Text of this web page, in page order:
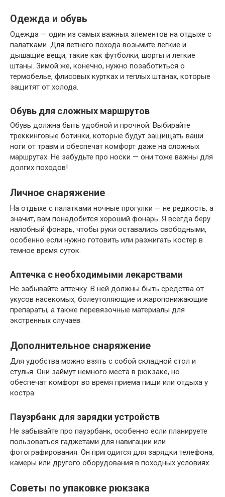
Одежда и обувь
Одежда — один из самых важных элементов на отдыхе с
палатками. Для летнего похода возьмите легкие и
дышащие вещи, такие как футболки, шорты и легкие
штаны. Зимой же, конечно, нужно позаботиться о
термобелье, флисовых куртках и теплых штанах, которые
защитят от холода.
Обувь для сложных маршрутов
Обувь должна быть удобной и прочной. Выбирайте
треккинговые ботинки, которые будут защищать ваши
ноги от травм и обеспечат комфорт даже на сложных
маршрутах. Не забудьте про носки — они тоже важны для
долгих походов!
Личное снаряжение
На отдыхе с палатками ночные прогулки — не редкость, а
значит, вам понадобится хороший фонарь. Я всегда беру
налобный фонарь, чтобы руки оставались свободными,
особенно если нужно готовить или разжигать костер в
темное время суток.
Аптечка с необходимыми лекарствами
Не забывайте аптечку. В ней должны быть средства от
укусов насекомых, болеутоляющие и жаропонижающие
препараты, а также перевязочные материалы для
экстренных случаев.
Дополнительное снаряжение
Для удобства можно взять с собой складной стол и
стулья. Они займут немного места в рюкзаке, но
обеспечат комфорт во время приема пищи или отдыха у
костра.
Пауэрбанк для зарядки устройств
Не забывайте про пауэрбанк, особенно если планируете
пользоваться гаджетами для навигации или
фотографирования. Он пригодится для зарядки телефона,
камеры или другого оборудования в походных условиях.
Советы по упаковке рюкзака